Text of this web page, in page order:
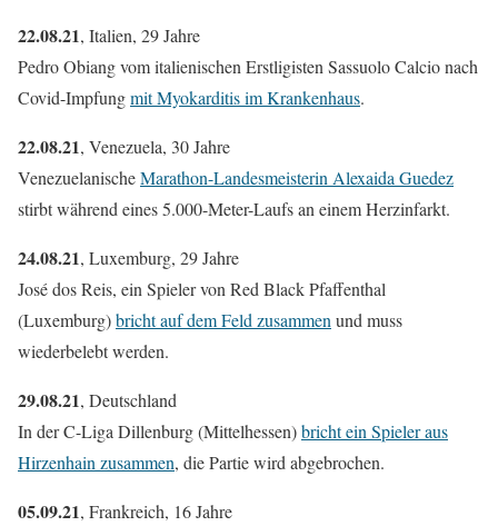
22.08.21, Italien, 29 Jahre
Pedro Obiang vom italienischen Erstligisten Sassuolo Calcio nach
Covid-Impfungmit Myokarditis im Krankenhaus.
22.08.21, Venezuela, 30 Jahre
VenezuelanischeMarathon-Landesmeisterin Alexaida Guedez
stirbt während eines 5.000-Meter-Laufs an einem Herzinfarkt.
24.08.21, Luxemburg, 29 Jahre
José dos Reis, ein Spieler von Red Black Pfaffenthal
(Luxemburg)bricht auf dem Feld zusammen und muss
wiederbelebt werden.
29.08.21, Deutschland
In der C-Liga Dillenburg (Mittelhessen)bricht ein Spieler aus
Hirzenhain zusammen, die Partie wird abgebrochen.
05.09.21, Frankreich, 16 Jahre